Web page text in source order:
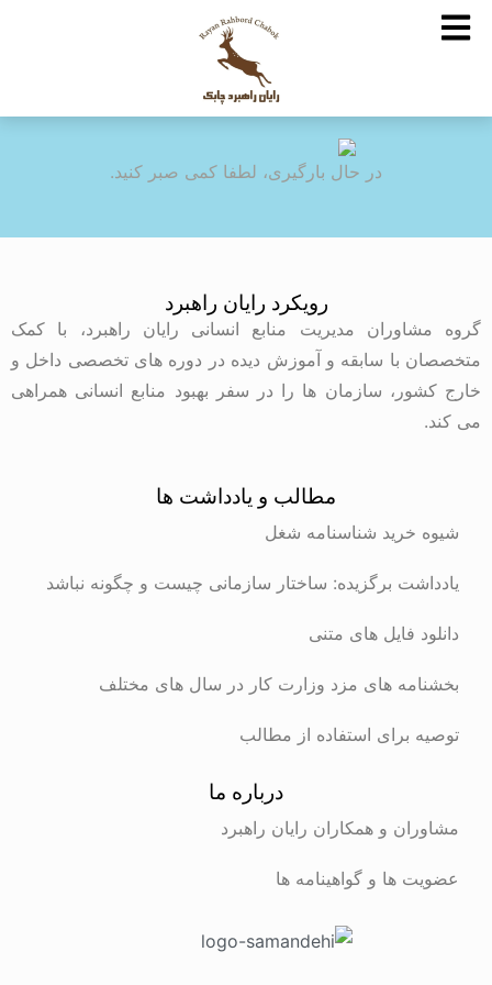
در حال بارگیری، لطفا کمی صبر کنید.
رویکرد رایان راهبرد
گروه مشاوران مدیریت منابع انسانی رایان راهبرد، با کمک
متخصصان با سابقه و آموزش دیده در دوره های تخصصی داخل و
خارج کشور، سازمان ها را در سفر بهبود منابع انسانی همراهی
می کند.
مطالب و یادداشت ها
شیوه خرید شناسنامه شغل
یادداشت برگزیده: ساختار سازمانی چیست و چگونه نباشد
دانلود فایل های متنی
بخشنامه های مزد وزارت کار در سال های مختلف
توصیه برای استفاده از مطالب
درباره ما
مشاوران و همکاران رایان راهبرد
عضویت ها و گواهینامه ها